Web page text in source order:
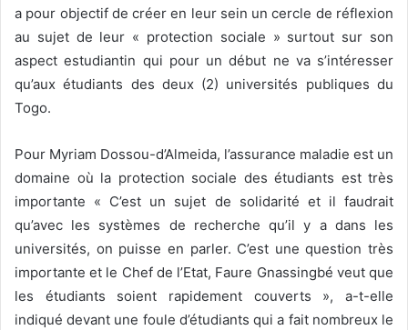
a pour objectif de créer en leur sein un cercle de réflexion
au sujet de leur « protection sociale » surtout sur son
aspect estudiantin qui pour un début ne va s’intéresser
qu’aux étudiants des deux (2) universités publiques du
Togo.
Pour Myriam Dossou-d’Almeida, l’assurance maladie est un
domaine où la protection sociale des étudiants est très
importante « C’est un sujet de solidarité et il faudrait
qu’avec les systèmes de recherche qu’il y a dans les
universités, on puisse en parler. C’est une question très
importante et le Chef de l’Etat, Faure Gnassingbé veut que
les étudiants soient rapidement couverts », a-t-elle
indiqué devant une foule d’étudiants qui a fait nombreux le